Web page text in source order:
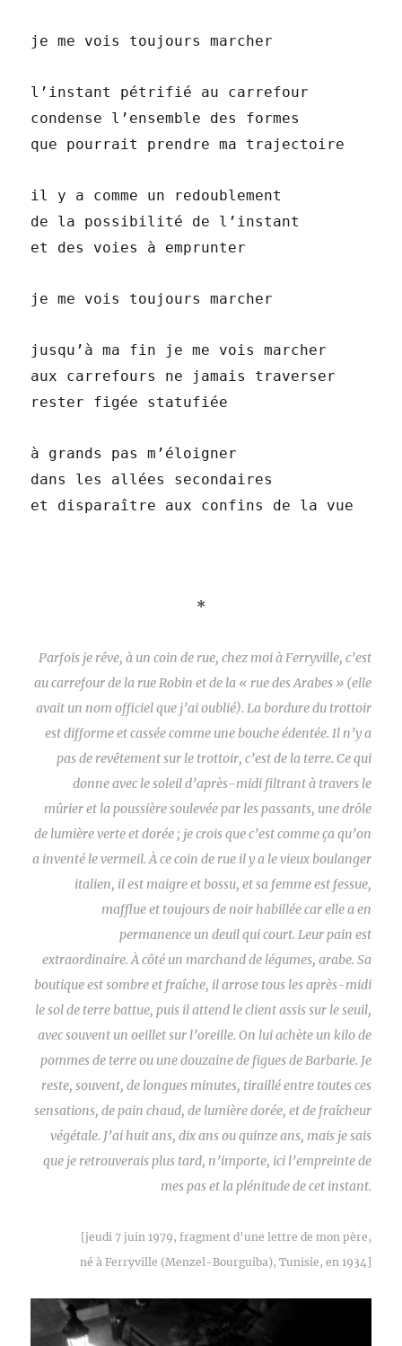
je me vois toujours marcher
l’instant pétrifié au carrefour
condense l’ensemble des formes
que pourrait prendre ma trajectoire
il y a comme un redoublement
de la possibilité de l’instant
et des voies à emprunter
je me vois toujours marcher
jusqu’à ma fin je me vois marcher
aux carrefours ne jamais traverser
rester figée statufiée
à grands pas m’éloigner
dans les allées secondaires
et disparaître aux confins de la vue
*
Parfois je rêve, à un coin de rue, chez moi à Ferryville, c’est
au carrefour de la rue Robin et de la « rue des Arabes » (elle
avait un nom officiel que j’ai oublié). La bordure du trottoir
est difforme et cassée comme une bouche édentée. Il n’y a
pas de revêtement sur le trottoir, c’est de la terre. Ce qui
donne avec le soleil d’après-midi filtrant à travers le
mûrier et la poussière soulevée par les passants, une drôle
de lumière verte et dorée ; je crois que c’est comme ça qu’on
a inventé le vermeil. À ce coin de rue il y a le vieux boulanger
italien, il est maigre et bossu, et sa femme est fessue,
mafflue et toujours de noir habillée car elle a en
permanence un deuil qui court. Leur pain est
extraordinaire. À côté un marchand de légumes, arabe. Sa
boutique est sombre et fraîche, il arrose tous les après-midi
le sol de terre battue, puis il attend le client assis sur le seuil,
avec souvent un oeillet sur l’oreille. On lui achète un kilo de
pommes de terre ou une douzaine de figues de Barbarie. Je
reste, souvent, de longues minutes, tiraillé entre toutes ces
sensations, de pain chaud, de lumière dorée, et de fraîcheur
végétale. J’ai huit ans, dix ans ou quinze ans, mais je sais
que je retrouverais plus tard, n’importe, ici l’empreinte de
mes pas et la plénitude de cet instant.
[jeudi 7 juin 1979, fragment d’une lettre de mon père,
né à Ferryville (Menzel-Bourguiba), Tunisie, en 1934]